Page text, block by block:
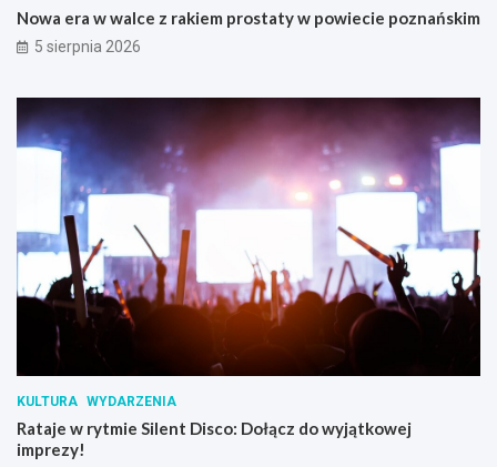
Nowa era w walce z rakiem prostaty w powiecie poznańskim
5 sierpnia 2026
KULTURA WYDARZENIA
Rataje w rytmie Silent Disco: Dołącz do wyjątkowej
imprezy!